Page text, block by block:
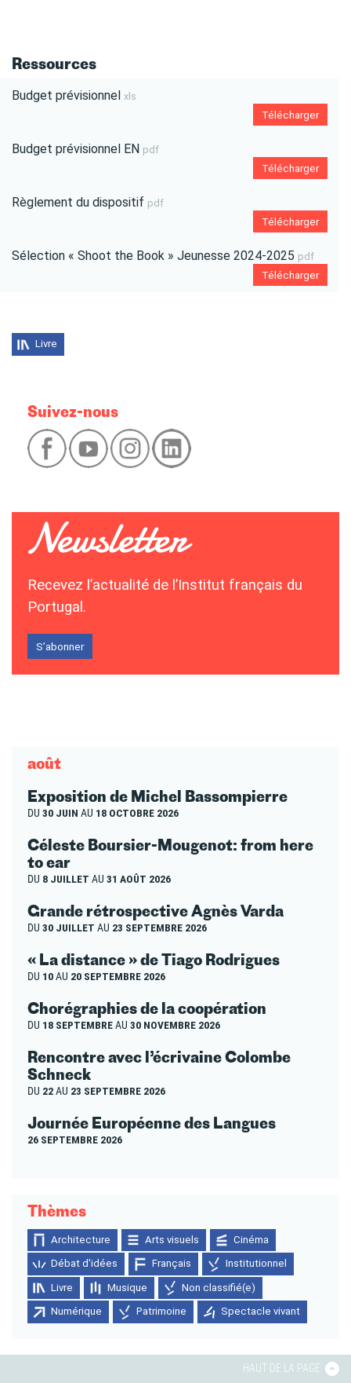
Ressources
Budget prévisionnel xls
Télécharger
Budget prévisionnel EN pdf
Télécharger
Règlement du dispositif pdf
Télécharger
Sélection « Shoot the Book » Jeunesse 2024-2025 pdf
Télécharger
Livre
Suivez-nous
Recevez l’actualité de l’Institut français du
Portugal.
S’abonner
août
Exposition de Michel Bassompierre
DU 30 JUIN AU 18 OCTOBRE 2026
Céleste Boursier-Mougenot: from here
to ear
DU 8 JUILLET AU 31 AOÛT 2026
Grande rétrospective Agnès Varda
DU 30 JUILLET AU 23 SEPTEMBRE 2026
« La distance » de Tiago Rodrigues
DU 10AU 20 SEPTEMBRE 2026
Chorégraphies de la coopération
DU 18 SEPTEMBREAU 30 NOVEMBRE 2026
Rencontre avec l’écrivaine Colombe
Schneck
DU 22AU 23 SEPTEMBRE 2026
Journée Européenne des Langues
26 SEPTEMBRE 2026
Thèmes
Architecture Arts visuels Cinéma
Débat d'idées Français Institutionnel
Livre Musique Non classifié(e)
Numérique Patrimoine Spectacle vivant
HAUT DE LA PAGE